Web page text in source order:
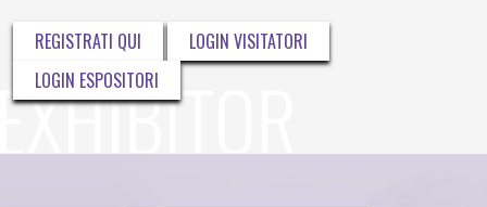
REGISTRATI QUI
LOGIN VISITATORI
LOGIN ESPOSITORI